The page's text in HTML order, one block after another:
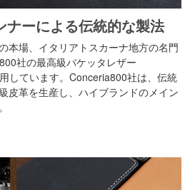
ナーによる伝統的な製法
本場、イタリアトスカーナ地方の名門
社の最高級バケッタレザー
しています。Conceria800社は、伝統
皮革を生産し、ハイブランドのメイン